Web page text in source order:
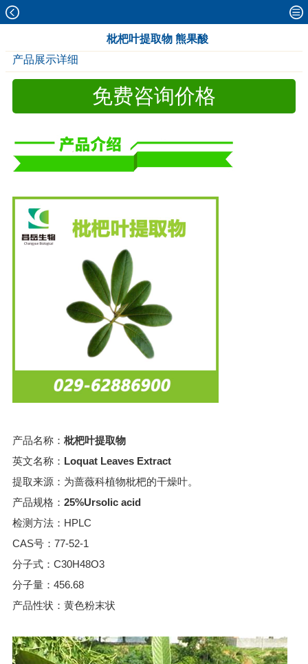
枇杷叶提取物 熊果酸
产品展示详细
免费咨询价格
产品名称： 枇杷叶提取物
英文名称： Loquat Leaves Extract
提取来源：为蔷薇科植物枇杷的干燥叶。
产品规格： 25%Ursolic acid
检测方法：HPLC
CAS号：77-52-1
分子式：C30H48O3
分子量：456.68
产品性状：黄色粉末状